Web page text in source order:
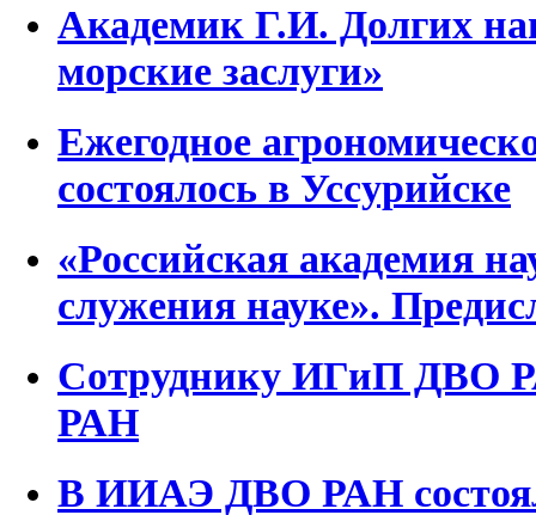
Академик Г.И. Долгих
морские заслуги»
Ежегодное
состоялось в Уссурийске
«Российская академия
служения науке».
Сотруднику ИГиП ДВО
РАН
В ИИАЭ ДВО РАН